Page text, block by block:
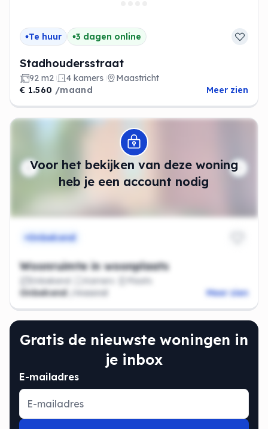
Te huur 3 dagen online
Stadhoudersstraat
92 m2 4 kamers
Maastricht
€ 1.560 /maand Meer zien
Voor het bekijken van deze woning
heb je een account nodig
Modal openen
Onbekend
Woonruimte in woonplaats
Onbekend Kamers
Plaats
Onbekend
/maand Meer zien
Gratis de nieuwste woningen in
je inbox
E-mailadres